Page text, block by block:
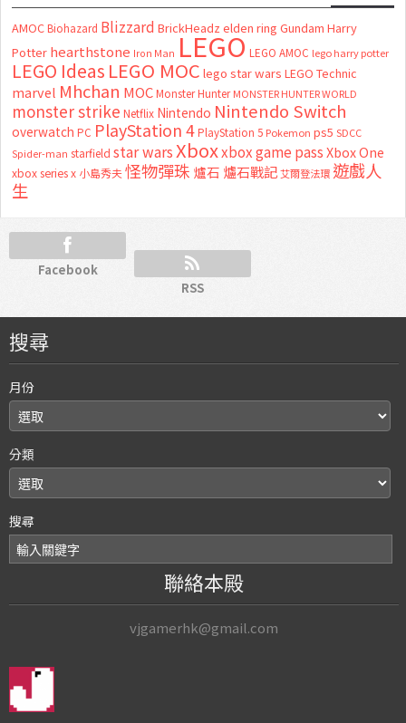
AMOC Biohazard Blizzard BrickHeadz elden ring Gundam Harry
Potter hearthstone Iron Man LEGO LEGO AMOC lego harry potter
LEGO Ideas LEGO MOC lego star wars LEGO Technic
marvel Mhchan MOC Monster Hunter MONSTER HUNTER WORLD
monster strike Netflix Nintendo Nintendo Switch
overwatch PC PlayStation 4 PlayStation 5 Pokemon ps5 SDCC
Spider-man starfield star warsXboxxbox game passXbox One
xbox series x 小島秀夫怪物彈珠 爐石 爐石戰記艾爾登法環 遊戲人
生
Facebook
RSS
搜尋
月份
分類
搜尋
聯絡本殿
vjgamerhk@gmail.com